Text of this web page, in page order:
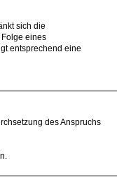
sich die
eines
entsprechend eine
des Anspruchs